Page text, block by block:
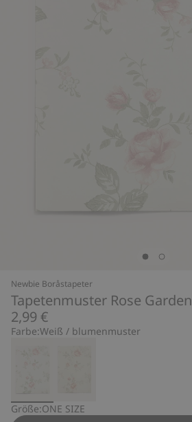
Newbie Boråstapeter
Tapetenmuster Rose Garden
2,99 €
Farbe:Weiß / blumenmuster
Größe:ONE SIZE